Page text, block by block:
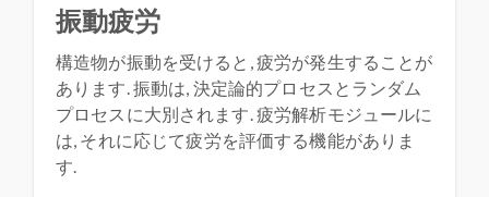
振動疲労
構造物が振動を受けると, 疲労が発生することが
あります. 振動は, 決定論的プロセスとランダム
プロセスに大別されます. 疲労解析モジュールに
は, それに応じて疲労を評価する機能がありま
す.